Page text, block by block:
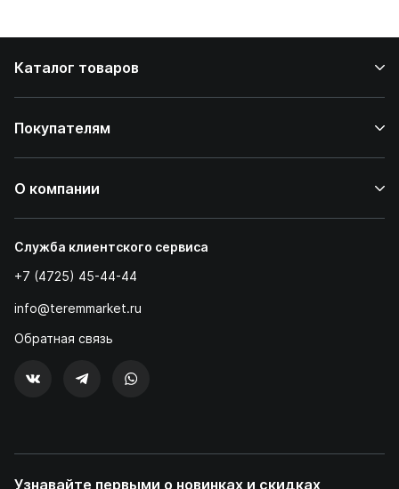
Каталог товаров
Покупателям
О компании
Служба клиентского сервиса
+7 (4725) 45-44-44
info@teremmarket.ru
Обратная связь
Узнавайте первыми о новинках и скидках